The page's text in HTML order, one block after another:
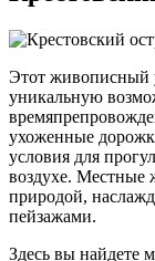
Этот живописный
уникальную
ухоженные
условия для
воздухе. Местные
природой,
пейзажами.
Здесь вы найдете